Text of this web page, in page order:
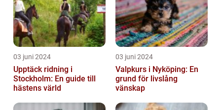
03 juni 2024
Upptäck ridning i
Stockholm: En guide till
hästens värld
03 juni 2024
Valpkurs i Nyköping: En
grund för livslång
vänskap